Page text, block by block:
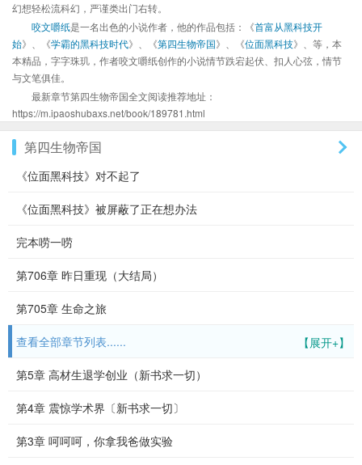
幻想轻松流科幻，严谨类出门右转。
咬文嚼纸是一名出色的小说作者，他的作品包括：《首富从黑科技开
始》、《学霸的黑科技时代》、《第四生物帝国》、《位面黑科技》、等，本
本精品，字字珠玑，作者咬文嚼纸创作的小说情节跌宕起伏、扣人心弦，情节
与文笔俱佳。
最新章节第四生物帝国全文阅读推荐地址：
https://m.ipaoshubaxs.net/book/189781.html
第四生物帝国
《位面黑科技》对不起了
《位面黑科技》被屏蔽了正在想办法
完本唠一唠
第706章 昨日重现（大结局）
第705章 生命之旅
【展开+】
查看全部章节列表......
第5章 高材生退学创业（新书求一切）
第4章 震惊学术界〔新书求一切〕
第3章 呵呵呵，你拿我爸做实验